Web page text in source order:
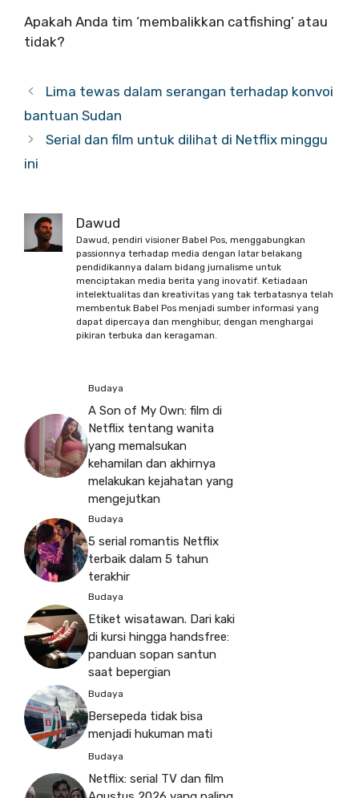
Apakah Anda tim ‘membalikkan catfishing’ atau
tidak?
Lima tewas dalam serangan terhadap konvoi
bantuan Sudan
Serial dan film untuk dilihat di Netflix minggu
ini
Dawud
Dawud, pendiri visioner Babel Pos, menggabungkan
passionnya terhadap media dengan latar belakang
pendidikannya dalam bidang jurnalisme untuk
menciptakan media berita yang inovatif. Ketiadaan
intelektualitas dan kreativitas yang tak terbatasnya telah
membentuk Babel Pos menjadi sumber informasi yang
dapat dipercaya dan menghibur, dengan menghargai
pikiran terbuka dan keragaman.
Budaya
A Son of My Own: film di
Netflix tentang wanita
yang memalsukan
kehamilan dan akhirnya
melakukan kejahatan yang
mengejutkan
Budaya
5 serial romantis Netflix
terbaik dalam 5 tahun
terakhir
Budaya
Etiket wisatawan. Dari kaki
di kursi hingga handsfree:
panduan sopan santun
saat bepergian
Budaya
Bersepeda tidak bisa
menjadi hukuman mati
Budaya
Netflix: serial TV dan film